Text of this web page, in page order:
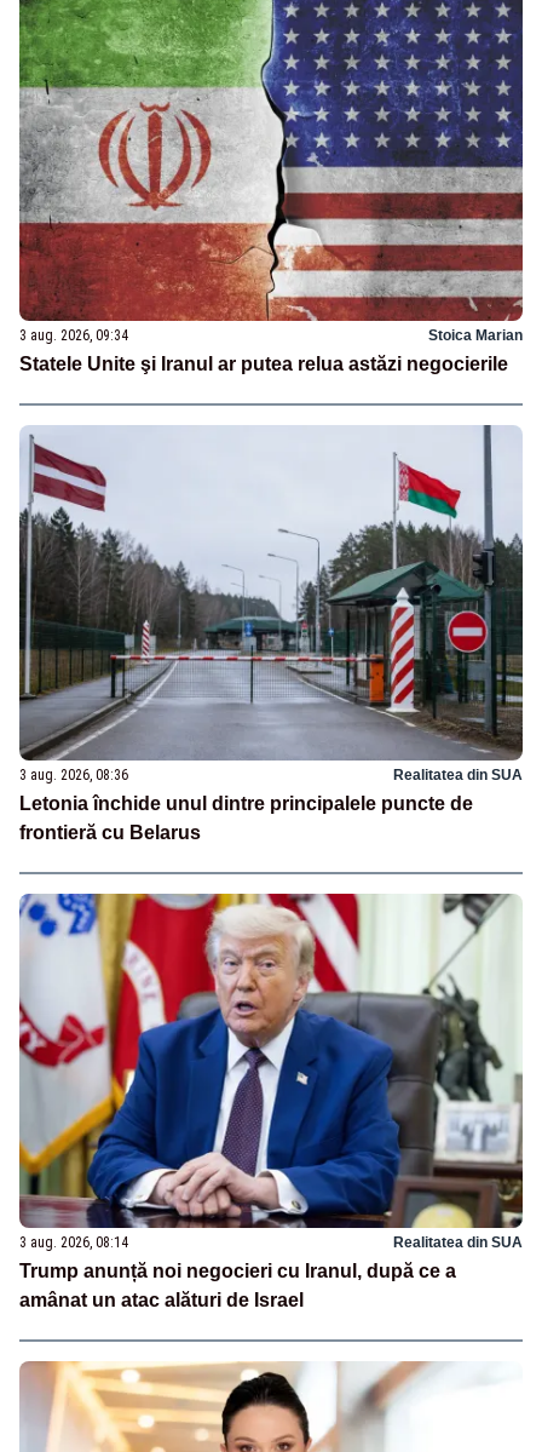
3 aug. 2026, 09:34 Stoica Marian
Statele Unite şi Iranul ar putea relua astăzi negocierile
3 aug. 2026, 08:36 Realitatea din SUA
Letonia închide unul dintre principalele puncte de
frontieră cu Belarus
3 aug. 2026, 08:14 Realitatea din SUA
Trump anunță noi negocieri cu Iranul, după ce a
amânat un atac alături de Israel